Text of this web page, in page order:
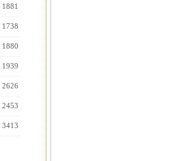
1881
1738
1880
1939
2626
2453
3413